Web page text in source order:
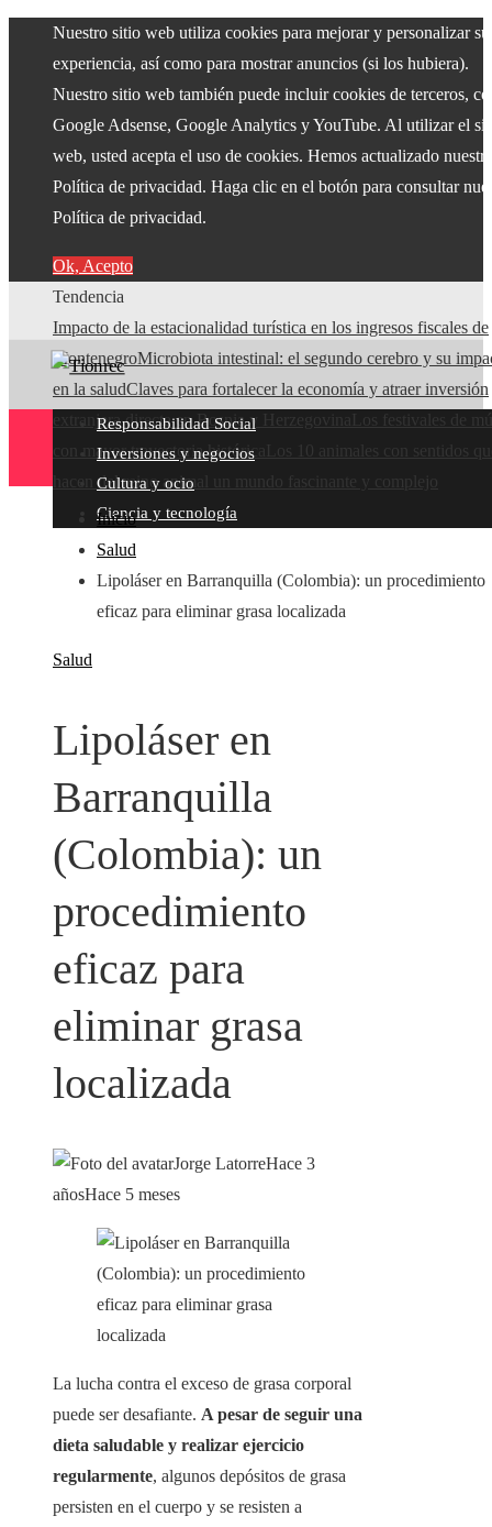
Nuestro sitio web utiliza cookies para mejorar y personalizar su
experiencia, así como para mostrar anuncios (si los hubiera).
Nuestro sitio web también puede incluir cookies de terceros,
Google Adsense, Google Analytics y YouTube. Al utilizar el
web, usted acepta el uso de cookies. Hemos actualizado nuestra
Política de privacidad. Haga clic en el botón para consultar
Política de privacidad.
Ok, Acepto
Tendencia
Impacto de la estacionalidad turística en los ingresos fiscales de
MontenegroMicrobiota intestinal: el segundo cerebro y su
en la saludClaves para fortalecer la economía y atraer inversión
extranjera directa en Bosnia y Herzegovina
con mayor trayectoria histórica
hacen del reino animal un mundo fascinante y complejo
Responsabilidad Social
Inversiones y negocios
Cultura y ocio
Ciencia y tecnología
Inicio
Salud
Lipoláser en Barranquilla (Colombia): un procedimiento
eficaz para eliminar grasa localizada
Salud
Lipoláser en
Barranquilla
(Colombia): un
procedimiento
eficaz para
eliminar grasa
localizada
Jorge LatorreHace 3
añosHace 5 meses
La lucha contra el exceso de grasa corporal
puede ser desafiante. A pesar de seguir una
dieta saludable y realizar ejercicio
regularmente, algunos depósitos de grasa
persisten en el cuerpo y se resisten a